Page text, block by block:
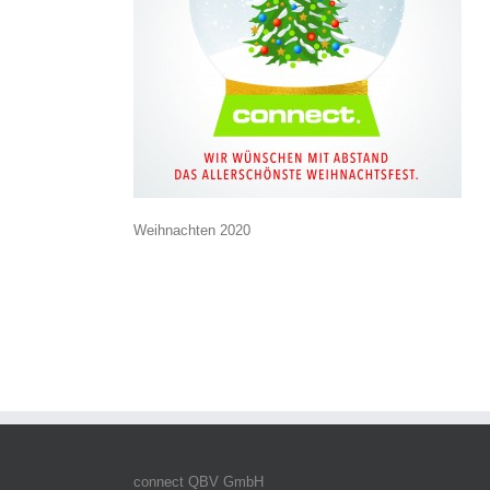
Weihnachten 2020
connect QBV GmbH